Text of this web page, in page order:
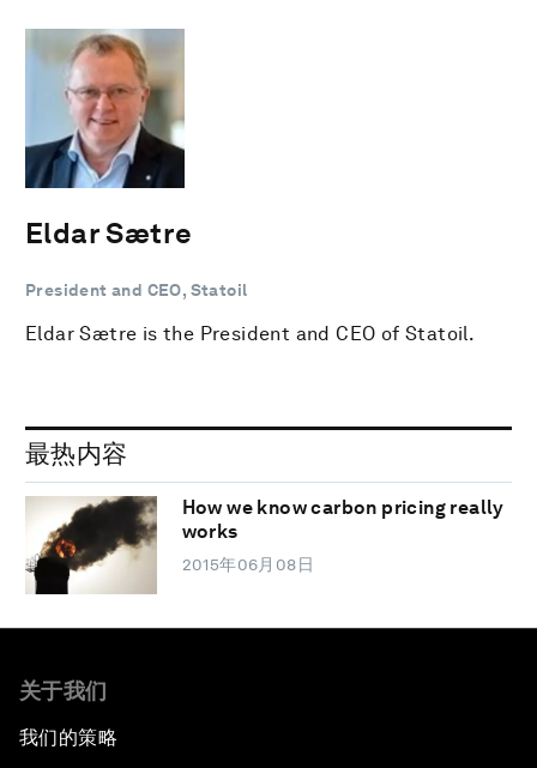
Eldar Sætre
President and CEO, Statoil
Eldar Sætre is the President and CEO of Statoil.
最热内容
How we know carbon pricing really
works
2015年06月08日
关于我们
我们的策略